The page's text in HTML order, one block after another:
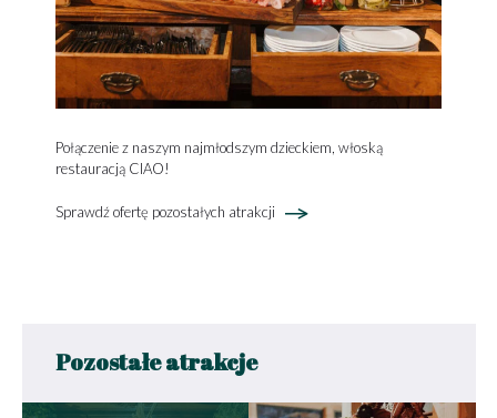
Połączenie z naszym najmłodszym dzieckiem, włoską
restauracją CIAO!
Sprawdź ofertę pozostałych atrakcji
Pozostałe atrakcje